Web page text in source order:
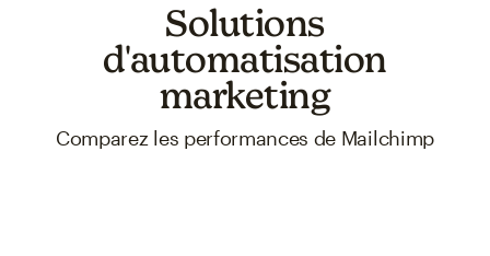
Solutions
d'automatisation
marketing
Comparez les performances de Mailchimp